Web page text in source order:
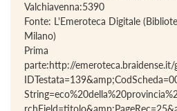
Valchiavenna:5390
Fonte: L'Emeroteca Digitale
Milano)
Prima
parte:http://emeroteca.braidense.it/